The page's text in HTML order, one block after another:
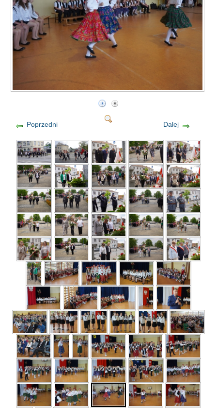
Poprzedni Dalej